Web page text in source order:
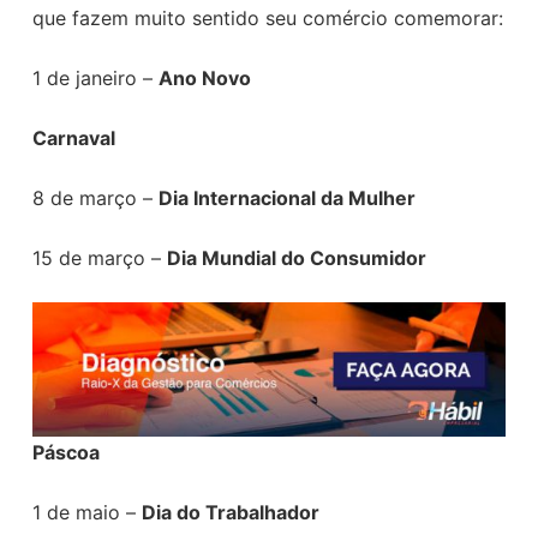
que fazem muito sentido seu comércio comemorar:
1 de janeiro – Ano Novo
Carnaval
8 de março – Dia Internacional da Mulher
15 de março – Dia Mundial do Consumidor
Páscoa
1 de maio – Dia do Trabalhador